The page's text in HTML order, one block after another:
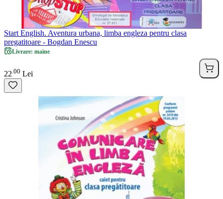
Start English. Aventura urbana, limba engleza pentru clasa
pregatitoare - Bogdan Enescu
Livrare: maine
22 00 Lei